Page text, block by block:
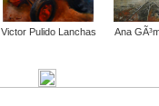
Victor Pulido Lanchas Ana